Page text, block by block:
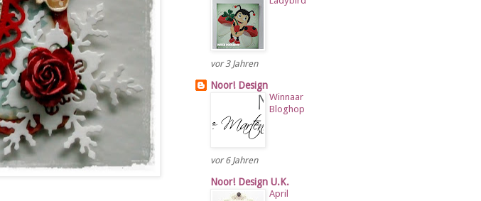
vor 3 Jahren
Noor! Design
Winnaar
Bloghop
vor 6 Jahren
Noor! Design U.K.
April